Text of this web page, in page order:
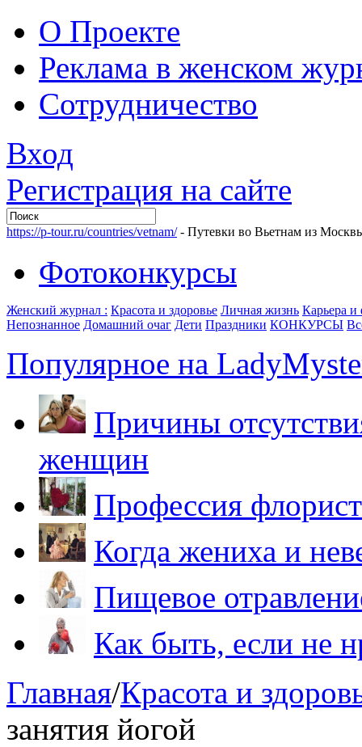
О Проекте
Реклама в женском
Сотрудничество
Вход
Регистрация на сайте
https://p-tour.ru/countries/vetnam/- Путевки во Вьетнам из
Фотоконкурсы
Женский журнал : Красота и здоровье Личная жизнь Карьера
Непознанное Домашний очаг Дети Праздники КОНКУРСЫ
Популярное на
Причины
женщин
Профессия
Когда жениха и
Пищевое
Как быть, если не
Главная/Красота и
занятия йогой